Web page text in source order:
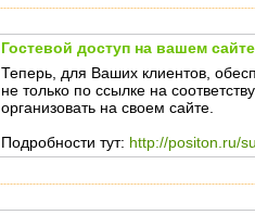
Гостевой доступ на вашем сайте
Теперь, для Ваших клиентов,
не только по ссылке на
организовать на своем сайте.
Подробности тут: http://positon.ru/